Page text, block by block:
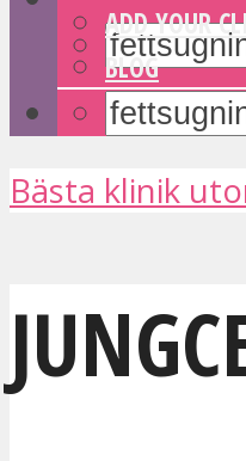
ADD YOUR
BLOG
Bästa klinik